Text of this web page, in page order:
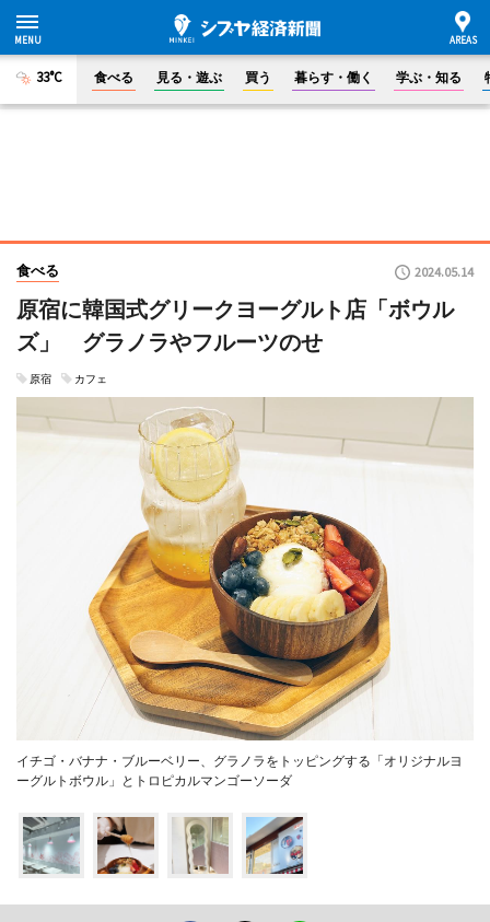
33°C 食べる 見る・遊ぶ 買う 暮らす・働く 学ぶ・知る
食べる 2024.05.14
原宿に韓国式グリークヨーグルト店「ボウル
ズ」 グラノラやフルーツのせ
原宿 カフェ
イチゴ・バナナ・ブルーベリー、グラノラをトッピングする「オリジナルヨ
ーグルトボウル」とトロピカルマンゴーソーダ